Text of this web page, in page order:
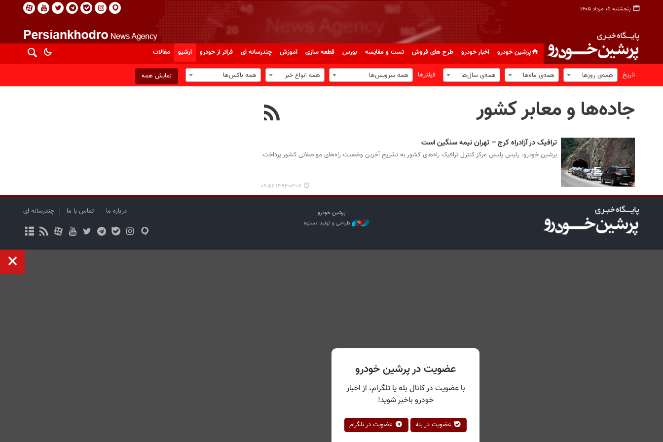
پنجشنبه ۱۵ مرداد ۱۴۰۵
پرشین خودرو اخبار خودرو طرح های فروش تست و مقایسه بورس قطعه سازی آموزش چندرسانه ای فراتر از خودرو آرشیو مقالات
تاریخ همه‌ی روزها همه‌ی ماه‌ها همه‌ی سال‌ها فیلترها همه سرویس‌ها همه انواع خبر همه باکس‌ها نمایش همه
جاده‌ها و معابر کشور
ترافیک در آزادراه کرج – تهران نیمه سنگین است
پرشین خودرو: رئیس پلیس مرکز کنترل ترافیک راه‌های کشور به تشریح آخرین وضعیت راه‌های مواصلاتی کشور پرداخت.
۱۳۹۶-۰۳-۰۶ ۰۹:۵۲
پرشین خودرو
طراحی و تولید: نستوه
درباره ما تماس با ما چندرسانه ای
عضویت در پرشین خودرو
با عضویت در کانال بله یا تلگرام، از اخبار
خودرو باخبر شوید!
عضویت در بله عضویت در تلگرام